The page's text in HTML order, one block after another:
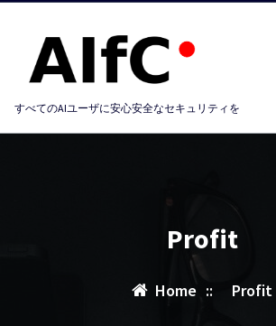
すべてのAIユーザに安心安全なセキュリティを
Profit
Home :: Profit